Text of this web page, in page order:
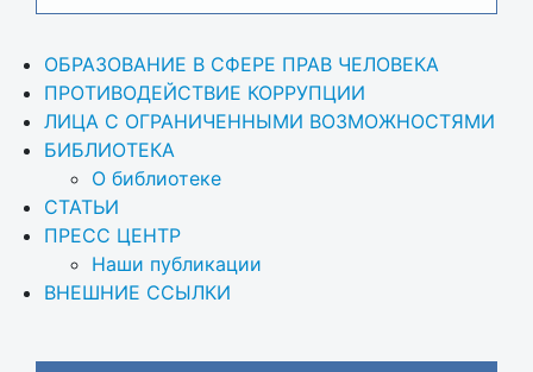
ОБРАЗОВАНИЕ В СФЕРЕ ПРАВ ЧЕЛОВЕКА
ПРОТИВОДЕЙСТВИЕ КОРРУПЦИИ
ЛИЦА С ОГРАНИЧЕННЫМИ ВОЗМОЖНОСТЯМИ
БИБЛИОТЕКА
О библиотеке
СТАТЬИ
ПРЕСС ЦЕНТР
Наши публикации
ВНЕШНИЕ ССЫЛКИ